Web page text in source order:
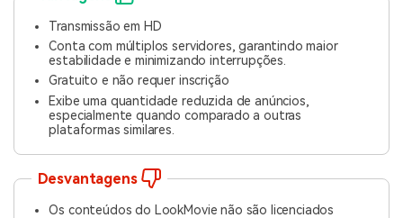
Transmissão em HD
Conta com múltiplos servidores, garantindo maior
estabilidade e minimizando interrupções.
Gratuito e não requer inscrição
Exibe uma quantidade reduzida de anúncios,
especialmente quando comparado a outras
plataformas similares.
Desvantagens
Os conteúdos do LookMovie não são licenciados